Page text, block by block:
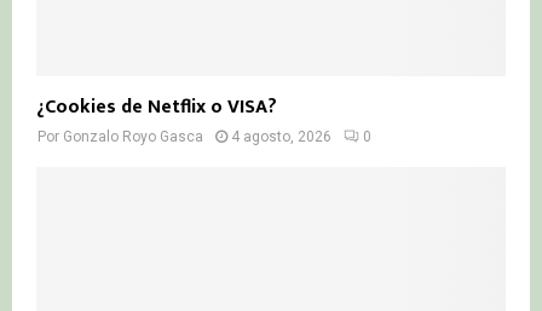
¿Cookies de Netflix o VISA?
Por Gonzalo Royo Gasca 4 agosto, 2026 0